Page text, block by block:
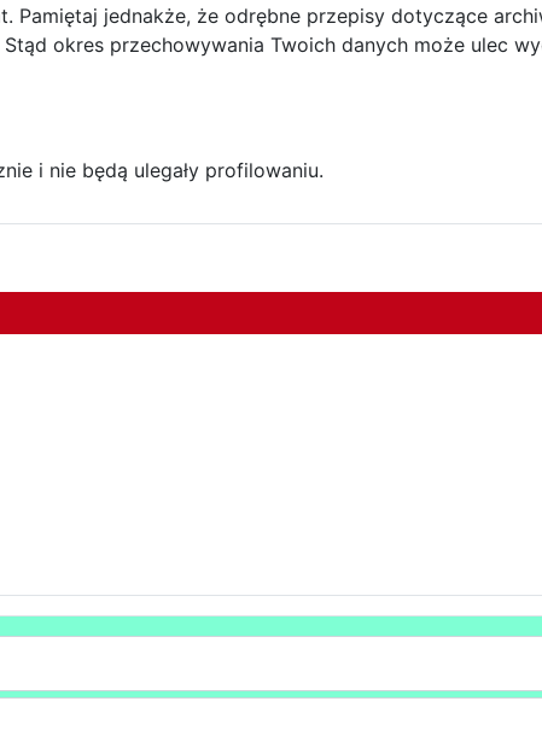
Pamiętaj jednakże, że odrębne przepisy dotyczące
okres przechowywania Twoich danych może ulec
i nie będą ulegały profilowaniu.